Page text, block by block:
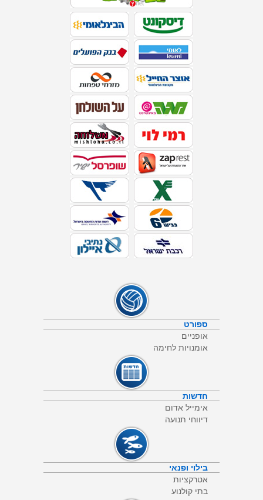
ספורט
אופניים
אומנויות לחימה
חדשות
אימייל אדום
דיווחי תנועה
בילוי ופנאי
אטרקציות
בתי קולנוע